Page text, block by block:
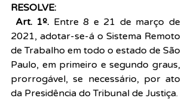
RESOLVE:
Art. 1º. Entre 8 e 21 de março de
2021, adotar-se-á o Sistema Remoto
de Trabalho em todo o estado de São
Paulo, em primeiro e segundo graus,
prorrogável, se necessário, por ato
da Presidência do Tribunal de Justiça.